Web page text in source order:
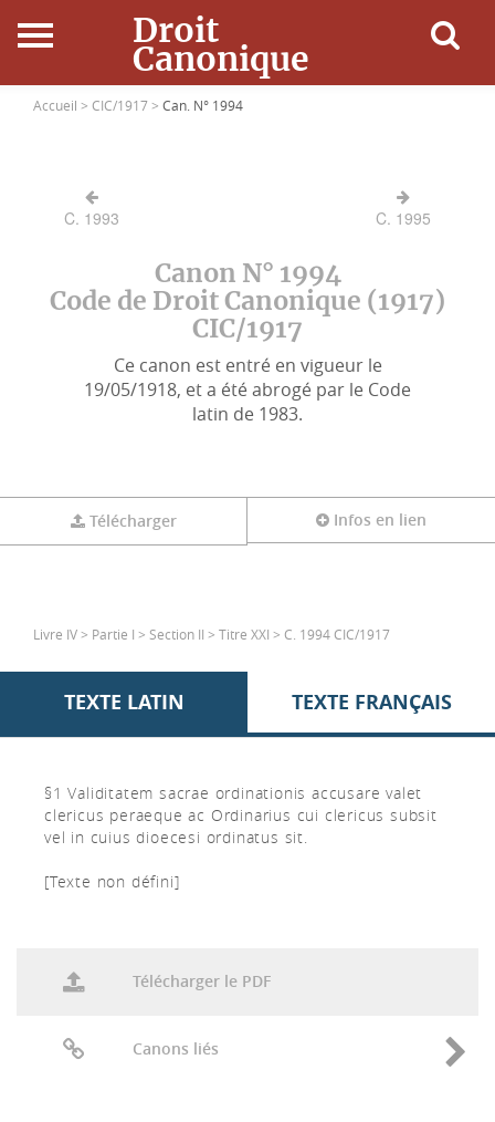
Droit
Canonique
Accueil
Ressources
Accueil > CIC/1917 > Can. N° 1994
C. 1993 C. 1995
Canon N° 1994
Code de Droit Canonique (1917)
CIC/1917
Ce canon est entré en vigueur le
19/05/1918, et a été abrogé par le Code
latin de 1983.
Télécharger Infos en lien
Livre IV > Partie I > Section II > Titre XXI > C. 1994 CIC/1917
TEXTE LATIN TEXTE FRANÇAIS
§1 Validitatem sacrae ordinationis accusare valet
clericus peraeque ac Ordinarius cui clericus subsit
vel in cuius dioecesi ordinatus sit.
[Texte non défini]
Télécharger le PDF
Canons liés